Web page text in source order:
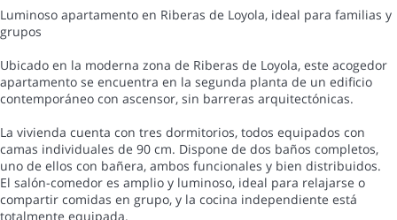
Luminoso apartamento en Riberas de Loyola, ideal para familias y
grupos
Ubicado en la moderna zona de Riberas de Loyola, este acogedor
apartamento se encuentra en la segunda planta de un edificio
contemporáneo con ascensor, sin barreras arquitectónicas.
La vivienda cuenta con tres dormitorios, todos equipados con
camas individuales de 90 cm. Dispone de dos baños completos,
uno de ellos con bañera, ambos funcionales y bien distribuidos.
El salón-comedor es amplio y luminoso, ideal para relajarse o
compartir comidas en grupo, y la cocina independiente está
totalmente equipada.